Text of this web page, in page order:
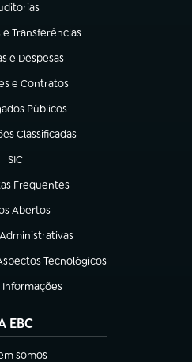
em nova aba)
Transferências
aba)
e Despesas
nova aba)
e Contratos
nova aba)
Públicos
nova aba)
Classificadas
aba)
SIC
(abre em nova aba)
Frequentes
nova aba)
Abertos
em nova aba)
aba)
Tecnológicos
Informações
nova aba)
EBC
somos